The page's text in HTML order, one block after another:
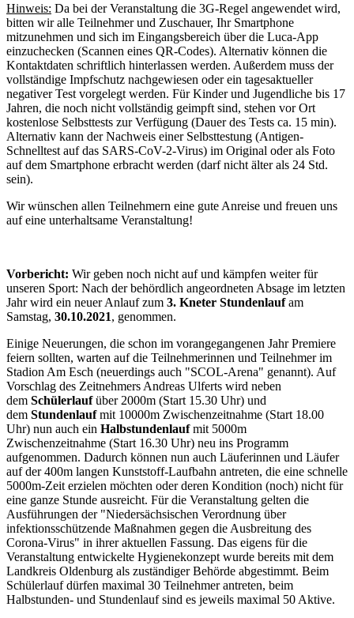
Hinweis: Da bei der Veranstaltung die 3G-Regel angewendet wird,
bitten wir alle Teilnehmer und Zuschauer, Ihr Smartphone
mitzunehmen und sich im Eingangsbereich über die Luca-App
einzuchecken (Scannen eines QR-Codes). Alternativ können die
Kontaktdaten schriftlich hinterlassen werden. Außerdem muss der
vollständige Impfschutz nachgewiesen oder ein tagesaktueller
negativer Test vorgelegt werden. Für Kinder und Jugendliche bis 17
Jahren, die noch nicht vollständig geimpft sind, stehen vor Ort
kostenlose Selbsttests zur Verfügung (Dauer des Tests ca. 15 min).
Alternativ kann der Nachweis einer Selbsttestung (Antigen-
Schnelltest auf das SARS-CoV-2-Virus) im Original oder als Foto
auf dem Smartphone erbracht werden (darf nicht älter als 24 Std.
sein).
Wir wünschen allen Teilnehmern eine gute Anreise und freuen uns
auf eine unterhaltsame Veranstaltung!
Vorbericht: Wir geben noch nicht auf und kämpfen weiter für
unseren Sport: Nach der behördlich angeordneten Absage im letzten
Jahr wird ein neuer Anlauf zum 3. Kneter Stundenlaufam
Samstag, 30.10.2021, genommen.
Einige Neuerungen, die schon im vorangegangenen Jahr Premiere
feiern sollten, warten auf die Teilnehmerinnen und Teilnehmer im
Stadion Am Esch (neuerdings auch "SCOL-Arena" genannt). Auf
Vorschlag des Zeitnehmers Andreas Ulferts wird neben
dem Schülerlaufüber 2000m (Start 15.30 Uhr) und
dem Stundenlaufmit 10000m Zwischenzeitnahme (Start 18.00
Uhr) nun auch ein Halbstundenlaufmit 5000m
Zwischenzeitnahme (Start 16.30 Uhr) neu ins Programm
aufgenommen. Dadurch können nun auch Läuferinnen und Läufer
auf der 400m langen Kunststoff-Laufbahn antreten, die eine schnelle
5000m-Zeit erzielen möchten oder deren Kondition (noch) nicht für
eine ganze Stunde ausreicht. Für die Veranstaltung gelten die
Ausführungen der "Niedersächsischen Verordnung über
infektionsschützende Maßnahmen gegen die Ausbreitung des
Corona-Virus" in ihrer aktuellen Fassung. Das eigens für die
Veranstaltung entwickelte Hygienekonzept wurde bereits mit dem
Landkreis Oldenburg als zuständiger Behörde abgestimmt. Beim
Schülerlauf dürfen maximal 30 Teilnehmer antreten, beim
Halbstunden- und Stundenlauf sind es jeweils maximal 50 Aktive.